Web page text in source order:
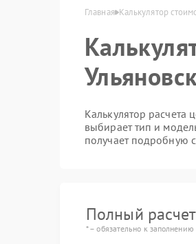
Главная Калькулятор
Калькулятор расчета
выбирает тип и
получает подробную
Полный
* – обязательно к заполнению